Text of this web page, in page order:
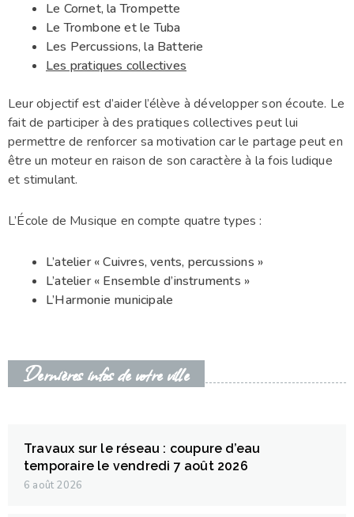
Le Cornet, la Trompette
Le Trombone et le Tuba
Les Percussions, la Batterie
Les pratiques collectives
Leur objectif est d’aider l’élève à développer son écoute. Le
fait de participer à des pratiques collectives peut lui
permettre de renforcer sa motivation car le partage peut en
être un moteur en raison de son caractère à la fois ludique
et stimulant.
L’École de Musique en compte quatre types :
L’atelier « Cuivres, vents, percussions »
L’atelier « Ensemble d’instruments »
L’Harmonie municipale
Dernières infos de votre ville
Travaux sur le réseau : coupure d’eau
temporaire le vendredi 7 août 2026
6 août 2026